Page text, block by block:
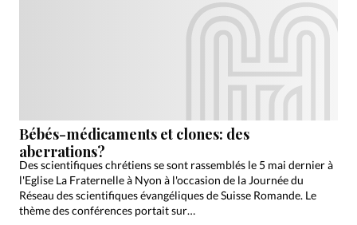
Devise:CHF
RUBRIQUES
Tous les articles
Actualité chrétienne
Actualité internationale
Chronique
Bébés-médicaments et clones: des
aberrations?
Des scientifiques chrétiens se sont rassemblés le 5 mai dernier à
l'Eglise La Fraternelle à Nyon à l'occasion de la Journée du
Réseau des scientifiques évangéliques de Suisse Romande. Le
thème des conférences portait sur…